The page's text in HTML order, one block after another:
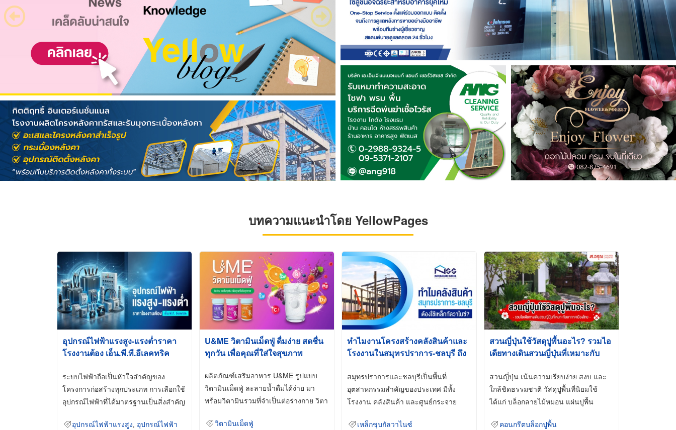
บทความแนะนำโดย YellowPages
อุปกรณ์ไฟฟ้าแรงสูง-แรงต่ำราคา
โรงงานต้อง เอ็น.พี.ที.อีเลคทริค
ระบบไฟฟ้าถือเป็นหัวใจสำคัญของ
โครงการก่อสร้างทุกประเภท การเลือกใช้
อุปกรณ์ไฟฟ้าที่ได้มาตรฐานเป็นสิ่งสำคัญ
อุปกรณ์ไฟฟ้าแรงสูง
อุปกรณ์ไฟฟ้า
U&ME วิตามินเม็ดฟู่ ดื่มง่าย สดชื่น
ทุกวัน เพื่อคุณที่ใส่ใจสุขภาพ
ผลิตภัณฑ์เสริมอาหาร U&ME รูปแบบ
วิตามินเม็ดฟู่ ละลายน้ำดื่มได้ง่าย มา
พร้อมวิตามินรวมที่จำเป็นต่อร่างกาย วิตา
วิตามินเม็ดฟู่
ทำไมงานโครงสร้างคลังสินค้าและ
โรงงานในสมุทรปราการ-ชลบุรี ถึง
Galvanized)
สมุทรปราการและชลบุรีเป็นพื้นที่
อุตสาหกรรมสำคัญของประเทศ มีทั้ง
โรงงาน คลังสินค้า และศูนย์กระจาย
เหล็กชุบกัลวาไนซ์
สวนญี่ปุ่นใช้วัสดุปูพื้นอะไร? รวมไอ
เดียทางเดินสวนญี่ปุ่นที่เหมาะกับ
สวนญี่ปุ่น เน้นความเรียบง่าย สงบ และ
ใกล้ชิดธรรมชาติ วัสดุปูพื้นที่นิยมใช้
ได้แก่ บล็อกลายไม้หมอน แผ่นปูพื้น
คอนกรีตบล็อกปูพื้น